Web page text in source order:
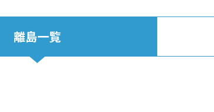
離島一覧